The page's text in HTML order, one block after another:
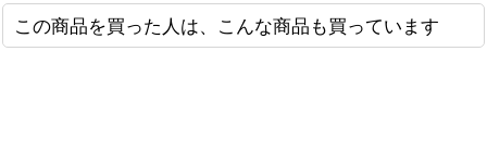
この商品を買った人は、こんな商品も買っています